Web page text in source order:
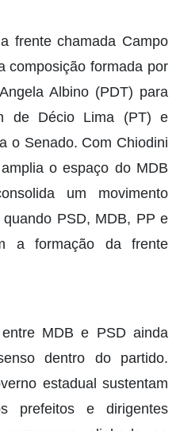
frente chamada Campo
composição formada por
Albino (PDT) para
de Décio Lima (PT) e
o Senado. Com Chiodini
o espaço do MDB
um movimento
PSD, MDB, PP e
a formação da frente
MDB e PSD ainda
dentro do partido.
estadual sustentam
prefeitos e dirigentes